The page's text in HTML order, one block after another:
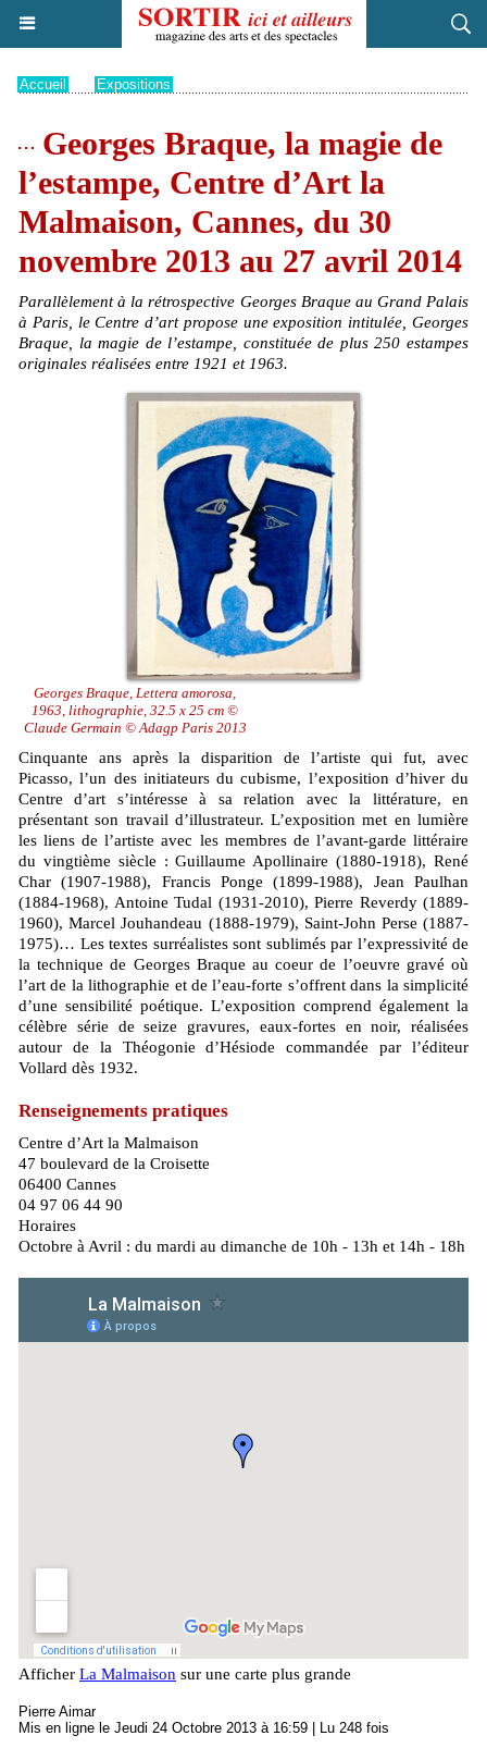
Accueil Expositions
Georges Braque, la magie de
l’estampe, Centre d’Art la
Malmaison, Cannes, du 30
novembre 2013 au 27 avril 2014
Parallèlement à la rétrospective Georges Braque au Grand Palais
à Paris, le Centre d’art propose une exposition intitulée, Georges
Braque, la magie de l’estampe, constituée de plus 250 estampes
originales réalisées entre 1921 et 1963.
Georges Braque, Lettera amorosa,
1963, lithographie, 32.5 x 25 cm ©
Claude Germain © Adagp Paris 2013
Cinquante ans après la disparition de l’artiste qui fut, avec
Picasso, l’un des initiateurs du cubisme, l’exposition d’hiver du
Centre d’art s’intéresse à sa relation avec la littérature, en
présentant son travail d’illustrateur. L’exposition met en lumière
les liens de l’artiste avec les membres de l’avant-garde littéraire
du vingtième siècle : Guillaume Apollinaire (1880-1918), René
Char (1907-1988), Francis Ponge (1899-1988), Jean Paulhan
(1884-1968), Antoine Tudal (1931-2010), Pierre Reverdy (1889-
1960), Marcel Jouhandeau (1888-1979), Saint-John Perse (1887-
1975)… Les textes surréalistes sont sublimés par l’expressivité de
la technique de Georges Braque au coeur de l’oeuvre gravé où
l’art de la lithographie et de l’eau-forte s’offrent dans la simplicité
d’une sensibilité poétique. L’exposition comprend également la
célèbre série de seize gravures, eaux-fortes en noir, réalisées
autour de la Théogonie d’Hésiode commandée par l’éditeur
Vollard dès 1932.
Renseignements pratiques
Centre d’Art la Malmaison
47 boulevard de la Croisette
06400 Cannes
04 97 06 44 90
Horaires
Octobre à Avril : du mardi au dimanche de 10h - 13h et 14h - 18h
Afficher La Malmaison sur une carte plus grande
Pierre Aimar
Mis en ligne le Jeudi 24 Octobre 2013 à 16:59 | Lu 248 fois